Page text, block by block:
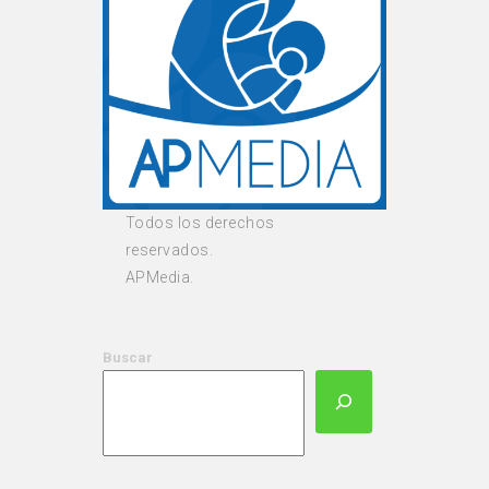
Todos los derechos
reservados.
APMedia.
Buscar